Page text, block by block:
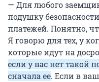
— Для любого
подушку
платежей. Понятно,
Я говорю для тех, у
которые идут на
если у вас нет такой
сначала ее. Если в